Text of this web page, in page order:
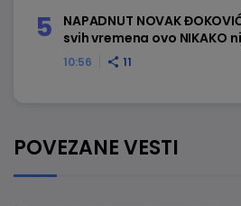
10:56 11
NAPADNUT NOVAK
svih vremena ovo NIKAKO
POVEZANE VESTI